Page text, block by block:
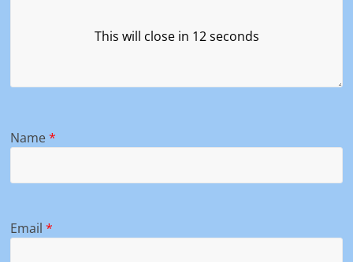
Name*
Email*
This will close in 12seconds